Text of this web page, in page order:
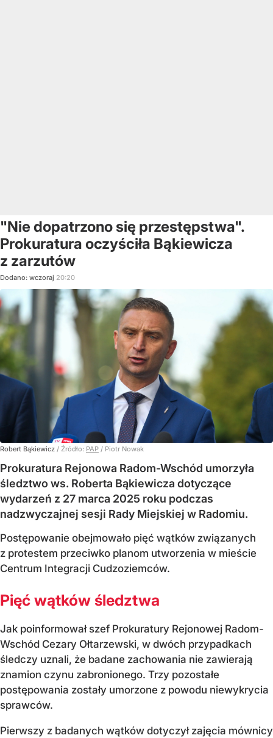
"Nie dopatrzono się przestępstwa".
Prokuratura oczyściła Bąkiewicza
z zarzutów
Dodano: wczoraj 20:20
Robert Bąkiewicz / Źródło: PAP / Piotr Nowak
Prokuratura Rejonowa Radom-Wschód umorzyła
śledztwo ws. Roberta Bąkiewicza dotyczące
wydarzeń z 27 marca 2025 roku podczas
nadzwyczajnej sesji Rady Miejskiej w Radomiu.
Postępowanie obejmowało pięć wątków związanych
z protestem przeciwko planom utworzenia w mieście
Centrum Integracji Cudzoziemców.
Pięć wątków śledztwa
Jak poinformował szef Prokuratury Rejonowej Radom-
Wschód Cezary Ołtarzewski, w dwóch przypadkach
śledczy uznali, że badane zachowania nie zawierają
znamion czynu zabronionego. Trzy pozostałe
postępowania zostały umorzone z powodu niewykrycia
sprawców.
Pierwszy z badanych wątków dotyczył zajęcia mównicy